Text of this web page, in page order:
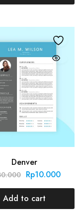
Denver
Rp10.000
Add to cart